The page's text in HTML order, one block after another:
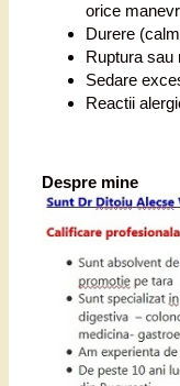
orice
Durere
Ruptura sau
Sedare
Reactii
Despre mine